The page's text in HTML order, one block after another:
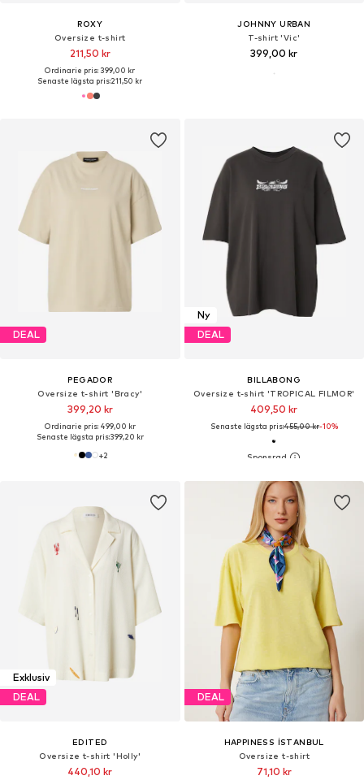
ROXY
Oversize t-shirt
211,50 kr
Ordinarie pris: 399,00 kr
Senaste lägsta pris:211,50 kr
JOHNNY URBAN
T-shirt 'Vic'
399,00 kr
DEAL
PEGADOR
Oversize t-shirt 'Bracy'
399,20 kr
Ordinarie pris: 499,00 kr
Senaste lägsta pris:399,20 kr
+2
Ny
DEAL
BILLABONG
Oversize t-shirt 'TROPICAL FILMOR'
409,50 kr
Senaste lägsta pris:455,00 kr-10%
Exklusiv
DEAL
EDITED
Oversize t-shirt 'Holly'
440,10 kr
DEAL
HAPPINESS İSTANBUL
Oversize t-shirt
71,10 kr